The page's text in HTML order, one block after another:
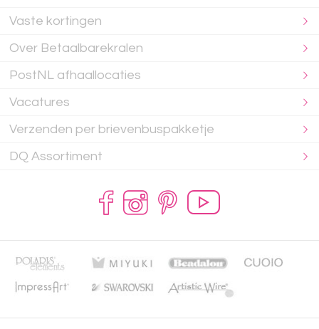
Vaste kortingen
Over Betaalbarekralen
PostNL afhaallocaties
Vacatures
Verzenden per brievenbuspakketje
DQ Assortiment